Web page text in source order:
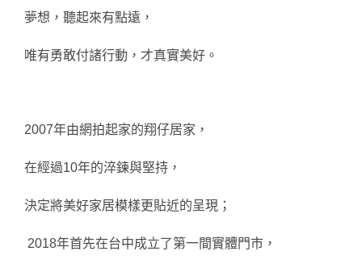
夢想，聽起來有點遠，
唯有勇敢付諸行動，才真實美好。
2007年由網拍起家的翔仔居家，
在經過10年的淬鍊與堅持，
決定將美好家居模樣更貼近的呈現；
2018年首先在台中成立了第一間實體門市，